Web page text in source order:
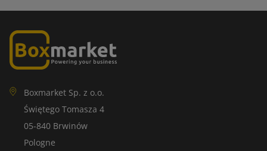
Boxmarket Sp. z o.o.
Świętego Tomasza 4
05-840 Brwinów
Pologne